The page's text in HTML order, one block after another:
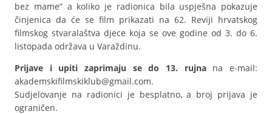
bez mame” a koliko je radionica bila uspješna pokazuje
činjenica da će se film prikazati na 62. Reviji hrvatskog
filmskog stvaralaštva djece koja se ove godine od 3. do 6.
listopada održava u Varaždinu.
Prijave i upiti zaprimaju se do 13. rujnana e-mail:
akademskifilmskiklub@gmail.com.
Sudjelovanje na radionici je besplatno, a broj prijava je
ograničen.